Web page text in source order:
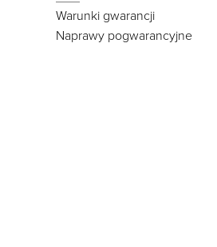
Warunki gwarancji
Naprawy pogwarancyjne